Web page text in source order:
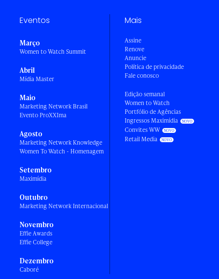
Eventos
Março
Women to Watch Summit
Abril
Mídia Master
Maio
Marketing Network Brasil
Evento ProXXIma
Agosto
Marketing Network Knowledge
Women To Watch - Homenagem
Setembro
Maximídia
Outubro
Marketing Network Internacional
Novembro
Effie Awards
Effie College
Dezembro
Caboré
Mais
Assine
Renove
Anuncie
Política de privacidade
Fale conosco
Edição semanal
Women to Watch
Portfólio de Agências
Ingressos Maximídia
Convites WW
Retail Media